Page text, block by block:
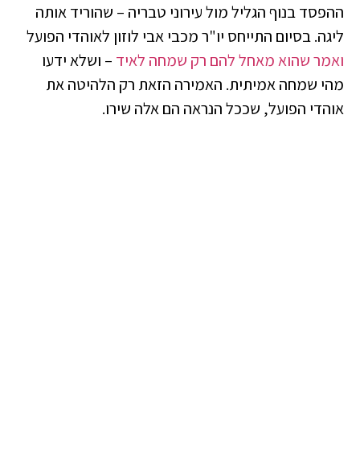
ההפסד בנוף הגליל מול עירוני טבריה – שהוריד אותה
ליגה. בסיום התייחס יו"ר מכבי אבי לוזון לאוהדי הפועל
ואמר שהוא מאחל להם רק שמחה לאיד – ושלא ידעו
מהי שמחה אמיתית. האמירה הזאת רק הלהיטה את
אוהדי הפועל, שככל הנראה הם אלה שירו.